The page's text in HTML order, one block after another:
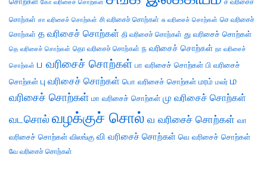
கோ வரிசைச் சொற்கள் ச வரிசைச்
சொற்கள் சா வரிசைச் சொற்கள் சி வரிசைச் சொற்கள் சு வரிசைச் சொற்கள் செ வரிசைச்
சொற்கள் த வரிசைச் சொற்கள் தி வரிசைச் சொற்கள் து வரிசைச் சொற்கள்
தெ வரிசைச் சொற்கள் தொ வரிசைச் சொற்கள் ந வரிசைச் சொற்கள் நா வரிசைச்
சொற்கள் ப வரிசைச் சொற்கள் பா வரிசைச் சொற்கள் பி வரிசைச்
சொற்கள் பு வரிசைச் சொற்கள் பொ வரிசைச் சொற்கள் மரம் மலர் ம
வரிசைச் சொற்கள் மா வரிசைச் சொற்கள் மு வரிசைச் சொற்கள்
வடசொல் வழக்குச் சொல் வ வரிசைச் சொற்கள் வா
வரிசைச் சொற்கள் விலங்கு வி வரிசைச் சொற்கள் வெ வரிசைச் சொற்கள்
வே வரிசைச் சொற்கள்